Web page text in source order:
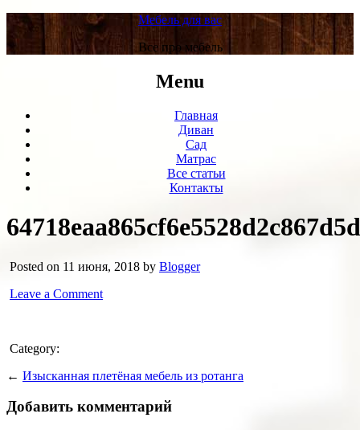
Мебель для вас
Все про мебель
Menu
Главная
Диван
Сад
Матрас
Все статьи
Контакты
Posted on 11 июня, 2018 by Blogger
Leave a Comment
Category:
← Изысканная плетёная мебель из ротанга
Добавить комментарий